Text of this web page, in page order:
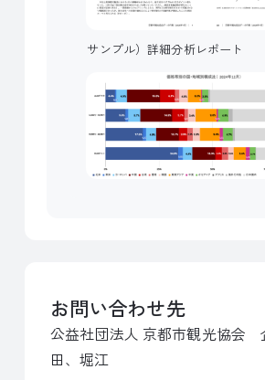
サンプル）詳細分析レポート
お問い合わせ先
公益社団法人 京都市観光協会
田、堀江